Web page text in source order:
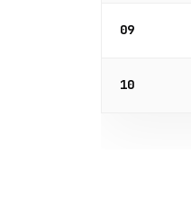
09
10